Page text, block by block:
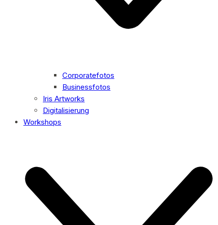
Corporatefotos
Businessfotos
Iris Artworks
Digitalisierung
Workshops